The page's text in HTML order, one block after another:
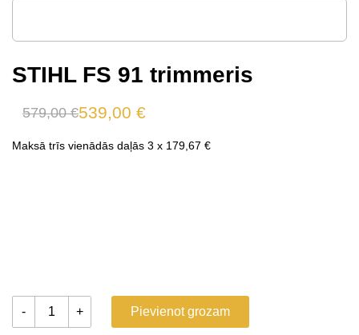
STIHL FS 91 trimmeris
Maksā trīs vienādās daļās 3 x 179,67 €
579,00€
Original
price
539,00 €
Current
price
- + Pievienot grozam